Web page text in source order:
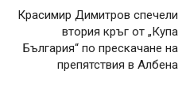
Красимир Димитров спечели
втория кръг от „Купа
България“ по прескачане на
препятствия в Албена